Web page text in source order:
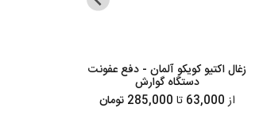
زغال اکتیو کویکو آلمان - دفع عفونت
دستگاه گوارش
از
تا